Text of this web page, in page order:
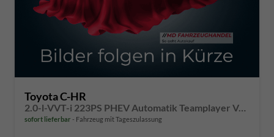
Toyota C-HR
2.0-l-VVT-i 223PS PHEV Automatik Teamplayer Voll-LED elektr. Heckklappe Sitzheizung Lenkradheizung Klimaautomatik Navi Bluetooth wireless Apple CarPlay + Android Auto ACC PDC v+h Rückf.Kamera 18"LM vollelektr. Reichweite 66KM
sofort lieferbar Fahrzeug mit Tageszulassung